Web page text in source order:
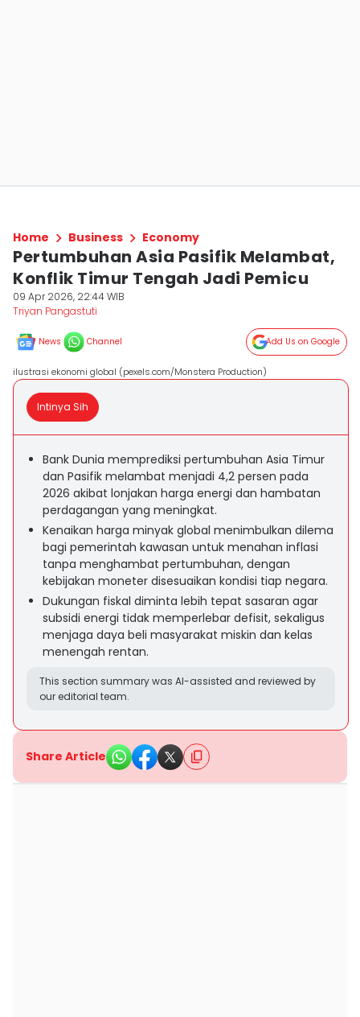
Home Business Economy
Pertumbuhan Asia Pasifik Melambat,
Konflik Timur Tengah Jadi Pemicu
09 Apr 2026, 22:44 WIB
Triyan Pangastuti
News Channel Add Us on Google
ilustrasi ekonomi global (pexels.com/Monstera Production)
Intinya Sih
Bank Dunia memprediksi pertumbuhan Asia Timur
dan Pasifik melambat menjadi 4,2 persen pada
2026 akibat lonjakan harga energi dan hambatan
perdagangan yang meningkat.
Kenaikan harga minyak global menimbulkan dilema
bagi pemerintah kawasan untuk menahan inflasi
tanpa menghambat pertumbuhan, dengan
kebijakan moneter disesuaikan kondisi tiap negara.
Dukungan fiskal diminta lebih tepat sasaran agar
subsidi energi tidak memperlebar defisit, sekaligus
menjaga daya beli masyarakat miskin dan kelas
menengah rentan.
This section summary was AI-assisted and reviewed by
our editorial team.
Share Article